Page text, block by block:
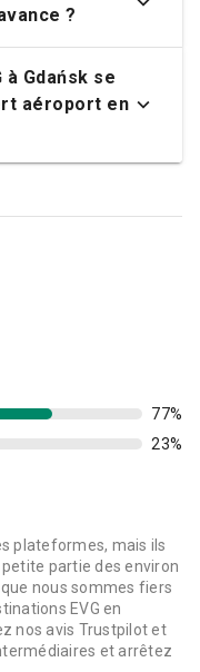
?
Gdańsk se
aéroport en
23%
77%
plateformes, mais ils
partie des environ
nous sommes fiers
EVG en
nos avis Trustpilot et
et arrêtez